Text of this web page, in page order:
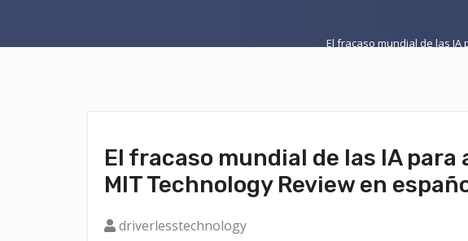
El fracaso mundial de las
El fracaso mundial de las IA para
MIT Technology Review en
driverlesstechnology